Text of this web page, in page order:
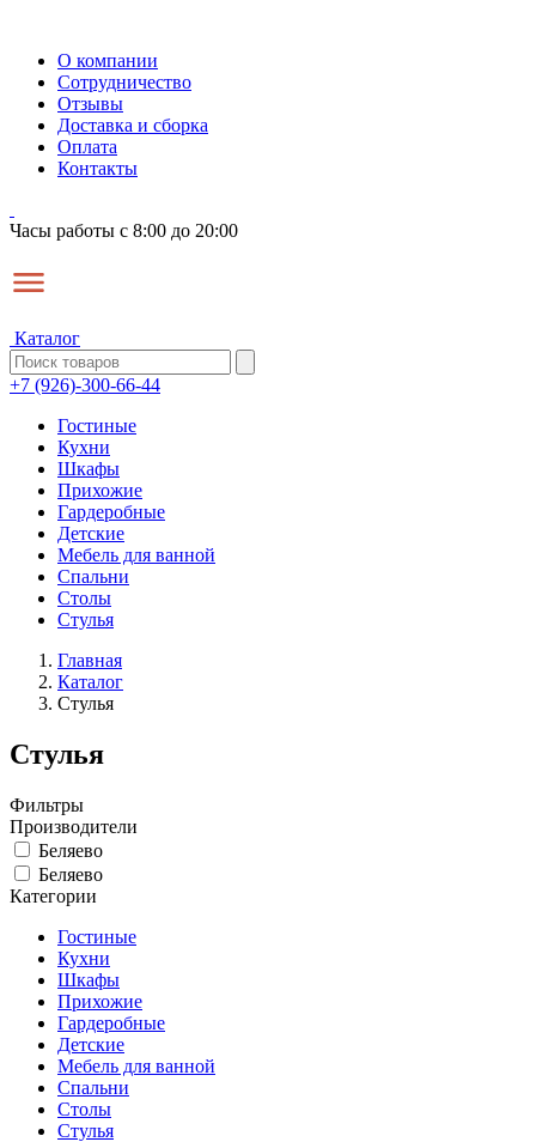
О компании
Сотрудничество
Отзывы
Доставка и сборка
Оплата
Контакты
Часы работы с 8:00 до 20:00
Каталог
+7 (926)-300-66-44
Гостиные
Кухни
Шкафы
Прихожие
Гардеробные
Детские
Мебель для ванной
Спальни
Столы
Стулья
Главная
Каталог
Стулья
Стулья
Фильтры
Производители
Беляево
Беляево
Категории
Гостиные
Кухни
Шкафы
Прихожие
Гардеробные
Детские
Мебель для ванной
Спальни
Столы
Стулья